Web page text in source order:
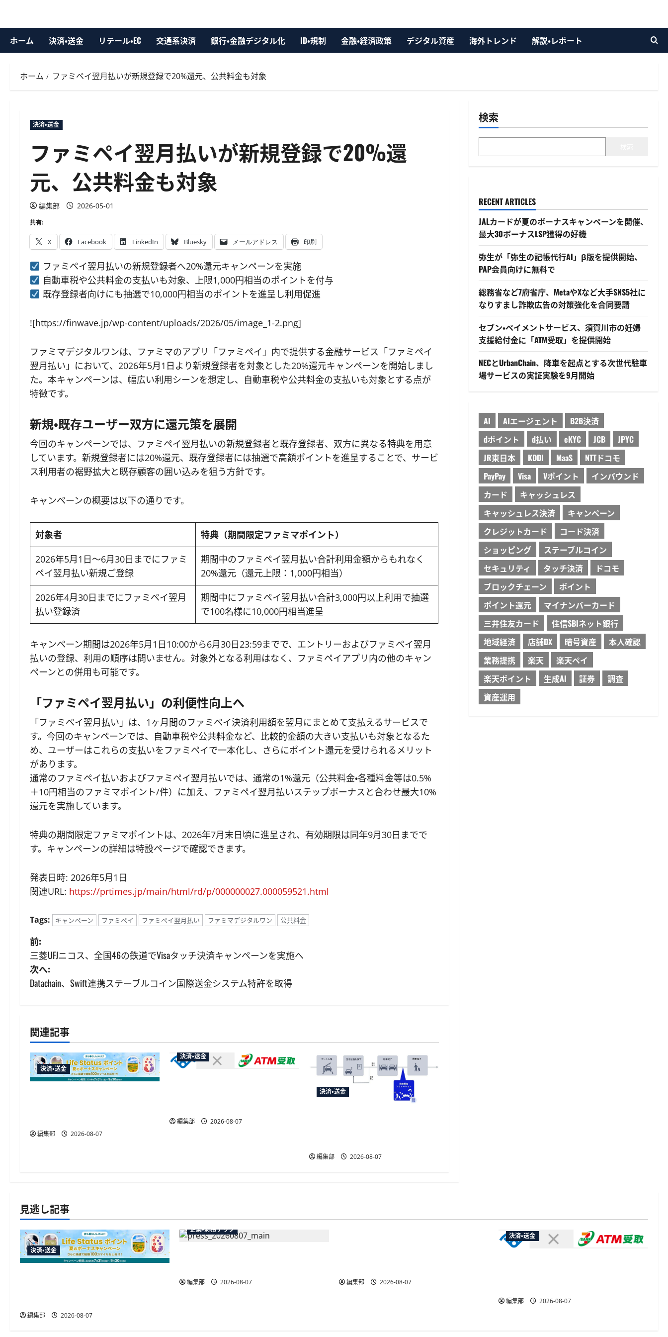
ホーム 決済・送金 リテール・EC 交通系決済 銀行・金融デジタル化 ID・規制 金融・経済政策 デジタル資産 海外トレンド 解説・レポート
ホーム ファミペイ翌月払いが新規登録で20%還元、公共料金も対象
決済・送金
ファミペイ翌月払いが新規登録で20%還
元、公共料金も対象
編集部 2026-05-01
共有:
X Facebook LinkedIn Bluesky メールアドレス 印刷
ファミペイ翌月払いの新規登録者へ20%還元キャンペーンを実施
自動車税や公共料金の支払いも対象、上限1,000円相当のポイントを付与
既存登録者向けにも抽選で10,000円相当のポイントを進呈し利用促進
![https://finwave.jp/wp-content/uploads/2026/05/image_1-2.png]
ファミマデジタルワンは、ファミマのアプリ「ファミペイ」内で提供する金融サービス「ファミペイ
翌月払い」において、2026年5月1日より新規登録者を対象とした20%還元キャンペーンを開始しまし
た。本キャンペーンは、幅広い利用シーンを想定し、自動車税や公共料金の支払いも対象とする点が
特徴です。
新規・既存ユーザー双方に還元策を展開
今回のキャンペーンでは、ファミペイ翌月払いの新規登録者と既存登録者、双方に異なる特典を用意
しています。新規登録者には20%還元、既存登録者には抽選で高額ポイントを進呈することで、サービ
ス利用者の裾野拡大と既存顧客の囲い込みを狙う方針です。
キャンペーンの概要は以下の通りです。
対象者 特典（期間限定ファミマポイント）
2026年5月1日～6月30日までにファミ
ペイ翌月払い新規ご登録
期間中のファミペイ翌月払い合計利用金額からもれなく
20%還元（還元上限：1,000円相当）
2026年4月30日までにファミペイ翌月
払い登録済
期間中にファミペイ翌月払い合計3,000円以上利用で抽選
で100名様に10,000円相当進呈
キャンペーン期間は2026年5月1日10:00から6月30日23:59までで、エントリーおよびファミペイ翌月
払いの登録、利用の順序は問いません。対象外となる利用はなく、ファミペイアプリ内の他のキャン
ペーンとの併用も可能です。
「ファミペイ翌月払い」の利便性向上へ
「ファミペイ翌月払い」は、1ヶ月間のファミペイ決済利用額を翌月にまとめて支払えるサービスで
す。今回のキャンペーンでは、自動車税や公共料金など、比較的金額の大きい支払いも対象となるた
め、ユーザーはこれらの支払いをファミペイで一本化し、さらにポイント還元を受けられるメリット
があります。
通常のファミペイ払いおよびファミペイ翌月払いでは、通常の1%還元（公共料金・各種料金等は0.5%
＋10円相当のファミマポイント/件）に加え、ファミペイ翌月払いステップボーナスと合わせ最大10%
還元を実施しています。
特典の期間限定ファミマポイントは、2026年7月末日頃に進呈され、有効期限は同年9月30日までで
す。キャンペーンの詳細は特設ページで確認できます。
発表日時: 2026年5月1日
関連URL: https://prtimes.jp/main/html/rd/p/000000027.000059521.html
Tags: キャンペーン ファミペイ ファミペイ翌月払い ファミマデジタルワン 公共料金
投
稿
ナ
ゲ
ー
シ
前:
三菱UFJニコス、全国46の鉄道でVisaタッチ決済キャンペーンを実施へ
次へ:
Datachain、Swift連携ステーブルコイン国際送金システム特許を取得
関連記事
決済・送金
編集部 2026-08-07
決済・送金
編集部 2026-08-07
決済・送金
編集部 2026-08-07
検索
RECENT ARTICLES
JALカードが夏のボーナスキャンペーンを開催、
最大30ボーナスLSP獲得の好機
弥生が「弥生の記帳代行AI」β版を提供開始、
PAP会員向けに無料で
総務省など7府省庁、MetaやXなど大手SNS5社に
なりすまし詐欺広告の対策強化を合同要請
セブン・ペイメントサービス、須賀川市の妊婦
支援給付金に「ATM受取」を提供開始
NECとUrbanChain、降車を起点とする次世代駐車
場サービスの実証実験を9月開始
AI AIエージェント
B2B決済
dポイント
d払い eKYC JCB
JPYC
JR東日本
KDDI MaaS
NTTドコモ
PayPay
Visa Vポイント
インバウンド
カード
キャッシュレス
キャッシュレス決済
キャンペーン
クレジットカード
コード決済
ショッピング
ステーブルコイン
セキュリティ
タッチ決済
ドコモ
ブロックチェーン
ポイント
ポイント還元
マイナンバーカード
三井住友カード
住信SBIネット銀行
地域経済
店舗DX 暗号資産
本人確認
業務提携
楽天
楽天ペイ
楽天ポイント
生成AI 証券
調査
資産運用
見逃し記事
決済・送金
編集部 2026-08-07
企業・財務テック
編集部 2026-08-07 編集部 2026-08-07
決済・送金
編集部 2026-08-07